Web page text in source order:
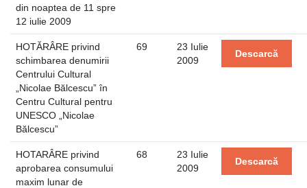
din noaptea de 11 spre
12 iulie 2009
HOTĂRÂRE privind
schimbarea denumirii
Centrului Cultural
„Nicolae Bălcescu” în
Centru Cultural pentru
UNESCO „Nicolae
Bălcescu”
69
23 Iulie
2009
Descarcă
HOTARÂRE privind
aprobarea consumului
maxim lunar de
68
23 Iulie
2009
Descarcă